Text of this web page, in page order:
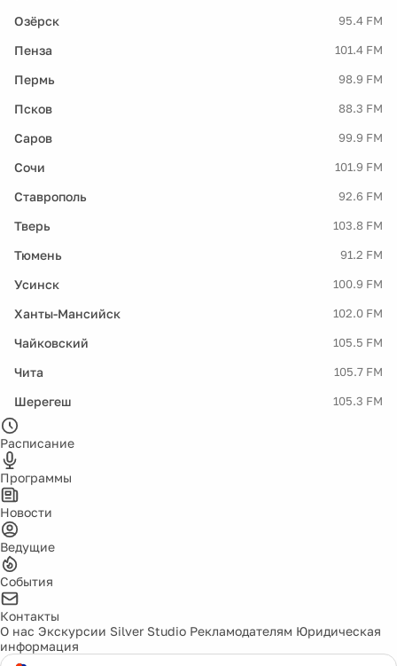
Озёрск 95.4 FM
Пенза 101.4 FM
Пермь 98.9 FM
Псков 88.3 FM
Саров 99.9 FM
Сочи 101.9 FM
Ставрополь 92.6 FM
Тверь 103.8 FM
Тюмень 91.2 FM
Усинск 100.9 FM
Ханты-Мансийск 102.0 FM
Чайковский 105.5 FM
Чита 105.7 FM
Шерегеш 105.3 FM
Расписание
Программы
Новости
Ведущие
События
Контакты
О нас Экскурсии Silver Studio Рекламодателям Юридическая
информация